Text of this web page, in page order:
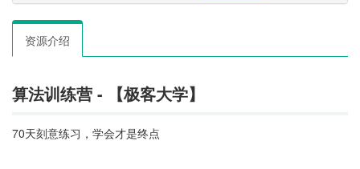
资源介绍
算法训练营 - 【极客大学】
70天刻意练习，学会才是终点